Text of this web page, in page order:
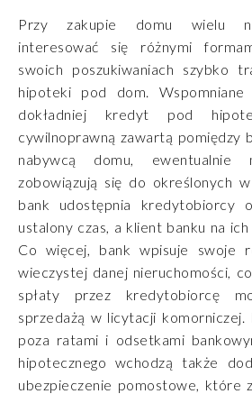
Przy zakupie domu wielu
interesować się różnymi
swoich poszukiwaniach szybko
hipoteki pod dom. Wspomniane
dokładniej kredyt pod
cywilnoprawną zawartą pomiędzy
nabywcą domu, ewentualnie
zobowiązują się do określonych
bank udostępnia kredytobiorcy
ustalony czas, a klient banku na ich
Co więcej, bank wpisuje swoje
wieczystej danej nieruchomości,
spłaty przez kredytobiorcę
sprzedażą w licytacji komorniczej.
poza ratami i odsetkami
hipotecznego wchodzą także
ubezpieczenie pomostowe, które